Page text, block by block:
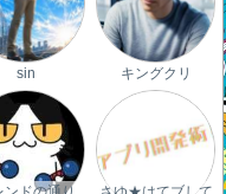
sin キングクリ